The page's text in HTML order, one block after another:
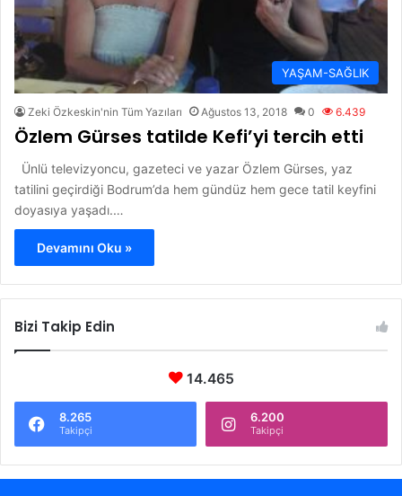
YAŞAM-SAĞLIK
Zeki Özkeskin'nin Tüm Yazıları Ağustos 13, 2018 0 6.439
Özlem Gürses tatilde Kefi’yi tercih etti
Ünlü televizyoncu, gazeteci ve yazar Özlem Gürses, yaz
tatilini geçirdiği Bodrum’da hem gündüz hem gece tatil keyfini
doyasıya yaşadı.…
Devamını Oku »
Bizi Takip Edin
14.465
8.265
Takipçi
6.200
Takipçi